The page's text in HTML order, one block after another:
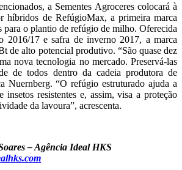
a Sementes Agroceres colocará à
híbridos de RefúgioMax, a primeira marca
para o plantio de refúgio de milho. Oferecida
2016/17 e safra de inverno 2017, a marca
de alto potencial produtivo. “São quase dez
nova tecnologia no mercado. Preservá-las
de todos dentro da cadeia produtora de
Nuernberg. “O refúgio estruturado ajuda a
insetos resistentes e, assim, visa a proteção
da lavoura”, acrescenta.
– Agência Ideal HKS